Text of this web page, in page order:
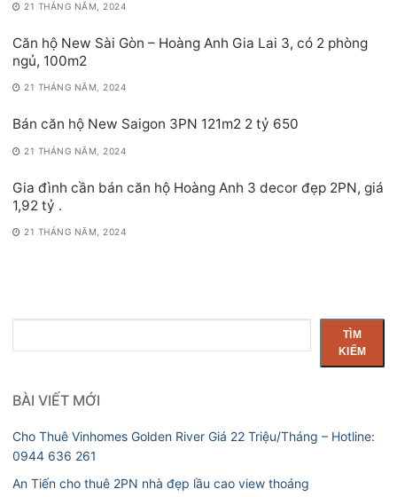
21 THÁNG NĂM, 2024
Căn hộ New Sài Gòn – Hoàng Anh Gia Lai 3, có 2 phòng
ngủ, 100m2
21 THÁNG NĂM, 2024
Bán căn hộ New Saigon 3PN 121m2 2 tỷ 650
21 THÁNG NĂM, 2024
Gia đình cần bán căn hộ Hoàng Anh 3 decor đẹp 2PN, giá
1,92 tỷ .
21 THÁNG NĂM, 2024
kiếm
TÌM
KIẾM
BÀI VIẾT MỚI
Cho Thuê Vinhomes Golden River Giá 22 Triệu/Tháng – Hotline:
0944 636 261
An Tiến cho thuê 2PN nhà đẹp lầu cao view thoáng